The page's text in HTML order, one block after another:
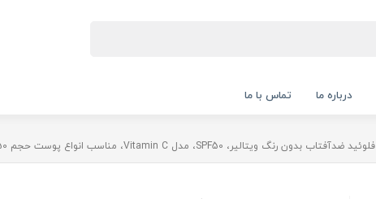
درباره ما تماس با ما
فلوئید ضدآفتاب بدون ‌رنگ ویتالیر، SPF50، مدل Vitamin C، مناسب انواع پوست حجم 50 میلی‌لیتر